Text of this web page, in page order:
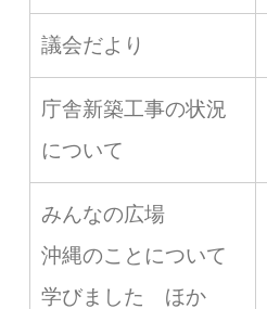
議会だより
庁舎新築工事の状況
について
みんなの広場
沖縄のことについて
学びました ほか